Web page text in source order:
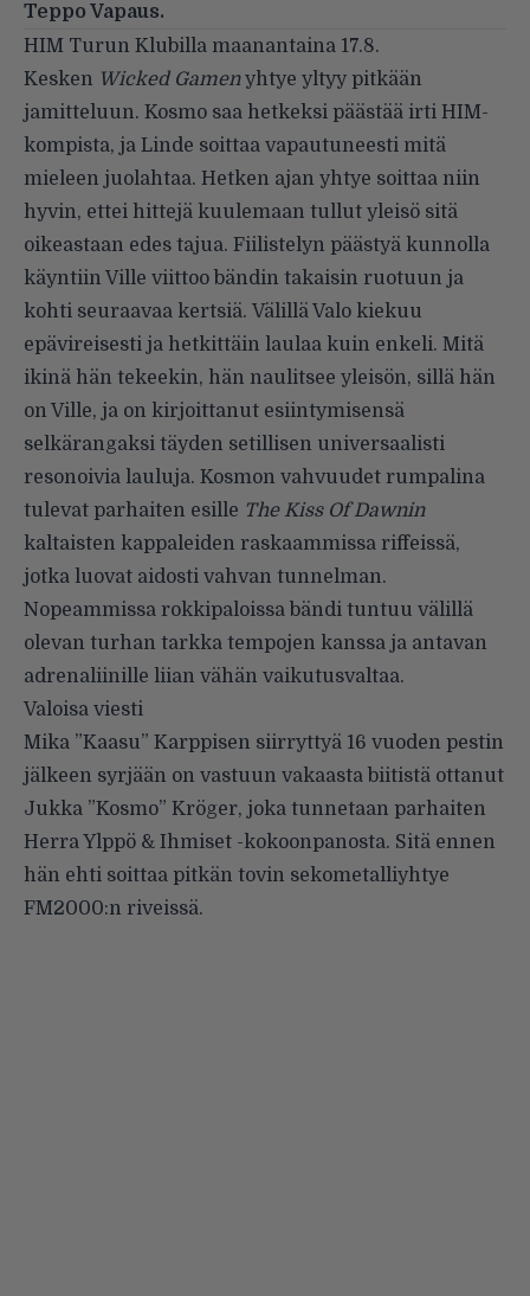
Teppo Vapaus.
HIM Turun Klubilla maanantaina 17.8.
Kesken Wicked Gamenyhtye yltyy pitkään
jamitteluun. Kosmo saa hetkeksi päästää irti HIM-
kompista, ja Linde soittaa vapautuneesti mitä
mieleen juolahtaa. Hetken ajan yhtye soittaa niin
hyvin, ettei hittejä kuulemaan tullut yleisö sitä
oikeastaan edes tajua. Fiilistelyn päästyä kunnolla
käyntiin Ville viittoo bändin takaisin ruotuun ja
kohti seuraavaa kertsiä. Välillä Valo kiekuu
epävireisesti ja hetkittäin laulaa kuin enkeli. Mitä
ikinä hän tekeekin, hän naulitsee yleisön, sillä hän
on Ville, ja on kirjoittanut esiintymisensä
selkärangaksi täyden setillisen universaalisti
resonoivia lauluja. Kosmon vahvuudet rumpalina
tulevat parhaiten esille The Kiss Of Dawnin
kaltaisten kappaleiden raskaammissa riffeissä,
jotka luovat aidosti vahvan tunnelman.
Nopeammissa rokkipaloissa bändi tuntuu välillä
olevan turhan tarkka tempojen kanssa ja antavan
adrenaliinille liian vähän vaikutusvaltaa.
Valoisa viesti
Mika ”Kaasu” Karppisen siirryttyä 16 vuoden pestin
jälkeen syrjään on vastuun vakaasta biitistä ottanut
Jukka ”Kosmo” Kröger, joka tunnetaan parhaiten
Herra Ylppö & Ihmiset -kokoonpanosta. Sitä ennen
hän ehti soittaa pitkän tovin sekometalliyhtye
FM2000:n riveissä.